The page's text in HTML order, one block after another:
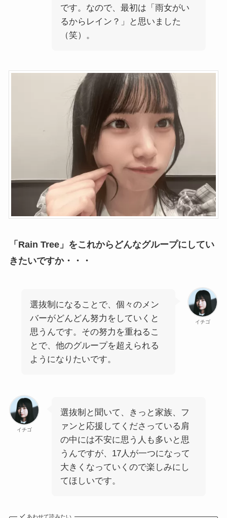
です。なので、最初は「雨女がい
るからレイン？」と思いました
（笑）。
「Rain Tree」をこれからどんなグループにしてい
きたいですか・・・
イチゴ
選抜制になることで、個々のメン
バーがどんどん努力をしていくと
思うんです。その努力を重ねるこ
とで、他のグループを超えられる
ようになりたいです。
イチゴ
選抜制と聞いて、きっと家族、フ
ァンと応援してくださっている肩
の中には不安に思う人も多いと思
うんですが、17人が一つになって
大きくなっていくので楽しみにし
てほしいです。
あわせて読みたい